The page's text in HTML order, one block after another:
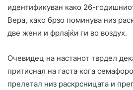
идентификуван како 26-
Вера, како брзо поминува низ
две жени и фрлајќи ги во воздух.
Очевидец на настанот тврдел
притиснал на гаста кога
прелетал низ раскрсницата и